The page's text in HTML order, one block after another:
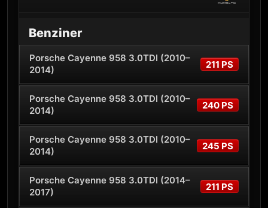
Benziner
Porsche Cayenne 958 3.0TDI (2010–
2014)
211 PS
Porsche Cayenne 958 3.0TDI (2010–
2014)
240 PS
Porsche Cayenne 958 3.0TDI (2010–
2014)
245 PS
Porsche Cayenne 958 3.0TDI (2014–
2017)
211 PS